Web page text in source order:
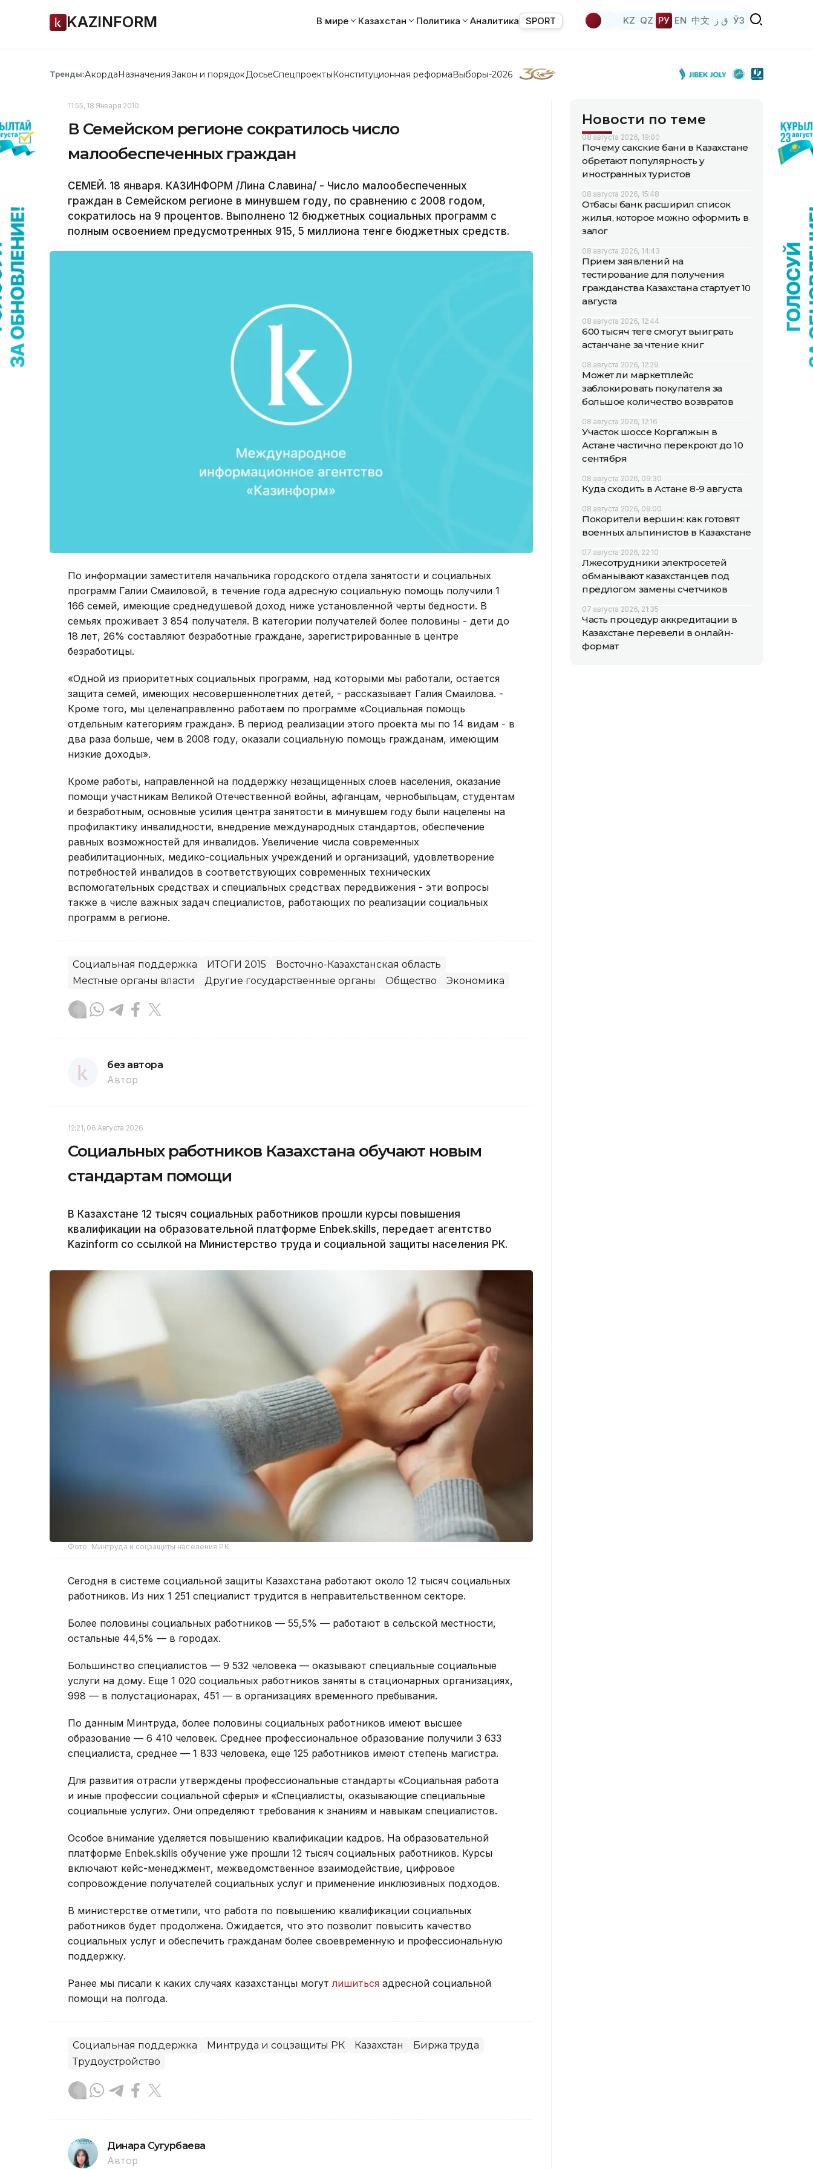
KAZINFORM В мире Казахстан Политика Аналитика SPORT KZ QZ РУ EN 中文 ق ز ЎЗ
Тренды:АкордаНазначенияЗакон и порядок ДосьеСпецпроектыКонституционная реформаВыборы-2026
11:55, 18 Января 2010
В Семейском регионе сократилось число
малообеспеченных граждан
СЕМЕЙ. 18 января. КАЗИНФОРМ /Лина Славина/ - Число малообеспеченных
граждан в Семейском регионе в минувшем году, по сравнению с 2008 годом,
сократилось на 9 процентов. Выполнено 12 бюджетных социальных программ с
полным освоением предусмотренных 915, 5 миллиона тенге бюджетных средств.
По информации заместителя начальника городского отдела занятости и социальных
программ Галии Смаиловой, в течение года адресную социальную помощь получили 1
166 семей, имеющие среднедушевой доход ниже установленной черты бедности. В
семьях проживает 3 854 получателя. В категории получателей более половины - дети до
18 лет, 26% составляют безработные граждане, зарегистрированные в центре
безработицы.
«Одной из приоритетных социальных программ, над которыми мы работали, остается
защита семей, имеющих несовершеннолетних детей, - рассказывает Галия Смаилова. -
Кроме того, мы целенаправленно работаем по программе «Социальная помощь
отдельным категориям граждан». В период реализации этого проекта мы по 14 видам - в
два раза больше, чем в 2008 году, оказали социальную помощь гражданам, имеющим
низкие доходы».
Кроме работы, направленной на поддержку незащищенных слоев населения, оказание
помощи участникам Великой Отечественной войны, афганцам, чернобыльцам, студентам
и безработным, основные усилия центра занятости в минувшем году были нацелены на
профилактику инвалидности, внедрение международных стандартов, обеспечение
равных возможностей для инвалидов. Увеличение числа современных
реабилитационных, медико-социальных учреждений и организаций, удовлетворение
потребностей инвалидов в соответствующих современных технических
вспомогательных средствах и специальных средствах передвижения - эти вопросы
также в числе важных задач специалистов, работающих по реализации социальных
программ в регионе.
Социальная поддержка ИТОГИ 2015
Восточно-Казахстанская область
Местные органы власти
Другие государственные органы Общество Экономика
без автора
Автор
12:21, 06 Августа 2026
Социальных работников Казахстана обучают новым
стандартам помощи
В Казахстане 12 тысяч социальных работников прошли курсы повышения
квалификации на образовательной платформе Enbek.skills, передает агентство
Kazinform со ссылкой на Министерство труда и социальной защиты населения РК.
Фото: Минтруда и соцзащиты населения РК
Сегодня в системе социальной защиты Казахстана работают около 12 тысяч социальных
работников. Из них 1 251 специалист трудится в неправительственном секторе.
Более половины социальных работников — 55,5% — работают в сельской местности,
остальные 44,5% — в городах.
Большинство специалистов — 9 532 человека — оказывают специальные социальные
услуги на дому. Еще 1 020 социальных работников заняты в стационарных организациях,
998 — в полустационарах, 451 — в организациях временного пребывания.
По данным Минтруда, более половины социальных работников имеют высшее
образование — 6 410 человек. Среднее профессиональное образование получили 3 633
специалиста, среднее — 1 833 человека, еще 125 работников имеют степень магистра.
Для развития отрасли утверждены профессиональные стандарты «Социальная работа
и иные профессии социальной сферы» и «Специалисты, оказывающие специальные
социальные услуги». Они определяют требования к знаниям и навыкам специалистов.
Особое внимание уделяется повышению квалификации кадров. На образовательной
платформе Enbek.skills обучение уже прошли 12 тысяч социальных работников. Курсы
включают кейс-менеджмент, межведомственное взаимодействие, цифровое
сопровождение получателей социальных услуг и применение инклюзивных подходов.
В министерстве отметили, что работа по повышению квалификации социальных
работников будет продолжена. Ожидается, что это позволит повысить качество
социальных услуг и обеспечить гражданам более своевременную и профессиональную
поддержку.
Ранее мы писали к каких случаях казахстанцы могут лишиться адресной социальной
помощи на полгода.
Социальная поддержка Минтруда и соцзащиты РК Казахстан
Биржа труда
Трудоустройство
Динара Сугурбаева
Автор
Новости по теме
08 августа 2026, 19:00
Почему сакские бани в Казахстане
обретают популярность у
иностранных туристов
08 августа 2026, 15:48
Отбасы банк расширил список
жилья, которое можно оформить в
залог
08 августа 2026, 14:43
Прием заявлений на
тестирование для получения
гражданства Казахстана стартует 10
августа
08 августа 2026, 12:44
600 тысяч теңге смогут выиграть
астанчане за чтение книг
08 августа 2026, 12:29
Может ли маркетплейс
заблокировать покупателя за
большое количество возвратов
08 августа 2026, 12:16
Участок шоссе Коргалжын в
Астане частично перекроют до 10
сентября
08 августа 2026, 09:30
Куда сходить в Астане 8-9 августа
08 августа 2026, 09:00
Покорители вершин: как готовят
военных альпинистов в Казахстане
07 августа 2026, 22:10
Лжесотрудники электросетей
обманывают казахстанцев под
предлогом замены счетчиков
07 августа 2026, 21:35
Часть процедур аккредитации в
Казахстане перевели в онлайн-
формат